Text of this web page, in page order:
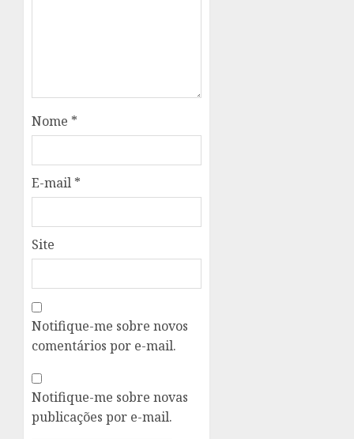
Nome *
E-mail *
Site
Notifique-me sobre novos
comentários por e-mail.
Notifique-me sobre novas
publicações por e-mail.